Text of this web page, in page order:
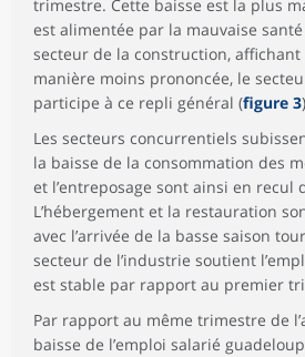
trimestre. Cette baisse est la plus
est alimentée par la mauvaise
secteur de la construction, affichant
manière moins prononcée, le
participe à ce repli général (figure 3
Les secteurs concurrentiels
la baisse de la consommation des
et l’entreposage sont ainsi en recul
L’hébergement et la restauration
avec l’arrivée de la basse saison
secteur de l’industrie soutient
est stable par rapport au premier
Par rapport au même trimestre de
baisse de l’emploi salarié